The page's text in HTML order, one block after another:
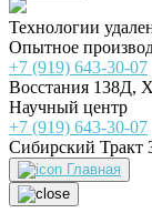
Технологии
Опытное
+7 (919) 643-30-07
Восстания 138Д,
Научный центр
+7 (919) 643-30-07
Сибирский Тракт
Главная